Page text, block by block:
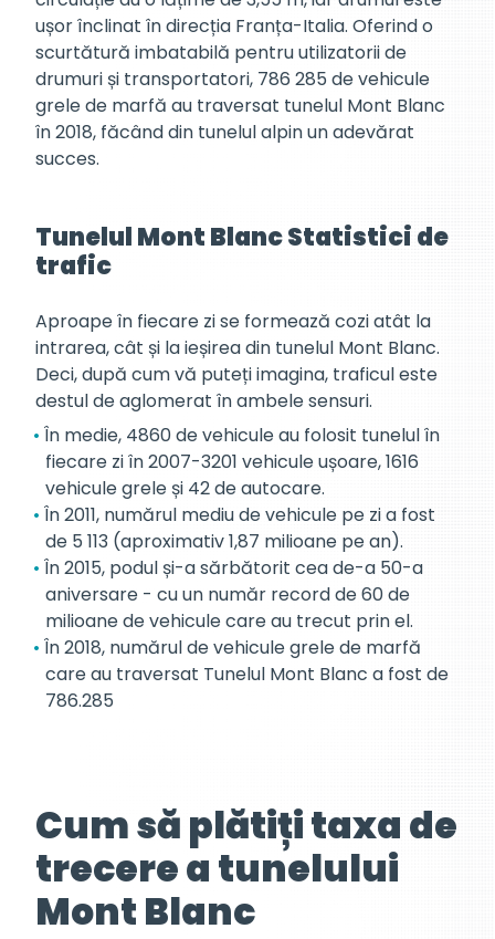
ușor înclinat în direcția Franța-Italia. Oferind o
scurtătură imbatabilă pentru utilizatorii de
drumuri și transportatori, 786 285 de vehicule
grele de marfă au traversat tunelul Mont Blanc
în 2018, făcând din tunelul alpin un adevărat
succes.
Tunelul Mont Blanc Statistici de
trafic
Aproape în fiecare zi se formează cozi atât la
intrarea, cât și la ieșirea din tunelul Mont Blanc.
Deci, după cum vă puteți imagina, traficul este
destul de aglomerat în ambele sensuri.
În medie, 4860 de vehicule au folosit tunelul în
fiecare zi în 2007-3201 vehicule ușoare, 1616
vehicule grele și 42 de autocare.
În 2011, numărul mediu de vehicule pe zi a fost
de 5 113 (aproximativ 1,87 milioane pe an).
În 2015, podul și-a sărbătorit cea de-a 50-a
aniversare - cu un număr record de 60 de
milioane de vehicule care au trecut prin el.
În 2018, numărul de vehicule grele de marfă
care au traversat Tunelul Mont Blanc a fost de
786.285
Cum să plătiți taxa de
trecere a tunelului
Mont Blanc